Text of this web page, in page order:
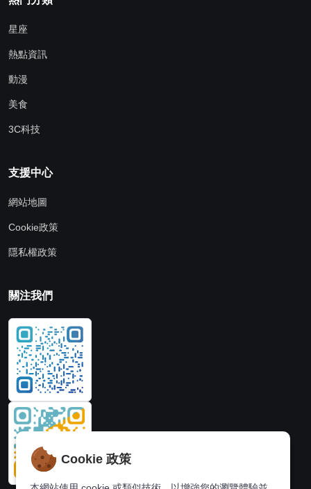
星座
熱點資訊
動漫
美食
3C科技
支援中心
網站地圖
Cookie政策
隱私權政策
關注我們
Cookie 政策